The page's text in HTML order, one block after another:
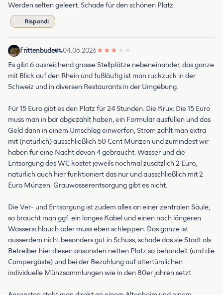
Werden selten geleert. Schade für den schönen Platz.
Rispondi
Frittenbude 04.06.2026★ ★ ★ ★ ★
Es gibt 6 ausreichend grosse Stellplätze nebeneinander, das ganze
mit Blick auf den Rhein und fußläufig ist man ruckzuck in der
Schweiz und in diversen Restaurants in der Umgebung.
Für 15 Euro gibt es den Platz für 24 Stunden. Die Krux: Die 15 Euro
muss man in bar abgezählt haben, ein Formular ausfüllen und das
Geld dann in einem Umschlag einwerfen, Strom zahlt man extra
mit (natürlich) ausschließlich 50 Cent Münzen und zumindest wir
haben für eine Nacht davon 4 gebraucht. Wasser und die
Entsorgung des WC kostet jeweils nochmal zusätzlich 2 Euro,
natürlich auch hier funktioniert das nur und ausschließlich mit 2
Euro Münzen. Grauwasserentsorgung gibt es nicht.
Die Ver- und Entsorgung ist zudem alles an einer zentralen Säule,
so braucht man ggf. ein langes Kabel und einen noch längeren
Wasserschlauch oder muss eben schleppen. Das ganze ist
ausserdem nicht besonders gut in Schuss, schade das sie Stadt als
Betreiber hier diesen ansonsten netten Platz so behandelt (und die
Campergäste) und bei der Bezahlung auf altertümlichen
individuelle Münzsammlungen wie in den 80er jahren setzt.